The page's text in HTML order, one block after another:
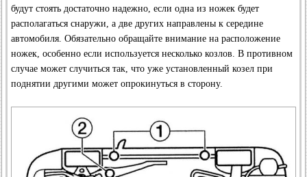
будут стоять достаточно надежно, если одна из ножек будет
располагаться снаружи, а две других направлены к середине
автомобиля. Обязательно обращайте внимание на расположение
ножек, особенно если используется несколько козлов. В противном
случае может случиться так, что уже установленный козел при
поднятии другими может опрокинуться в сторону.